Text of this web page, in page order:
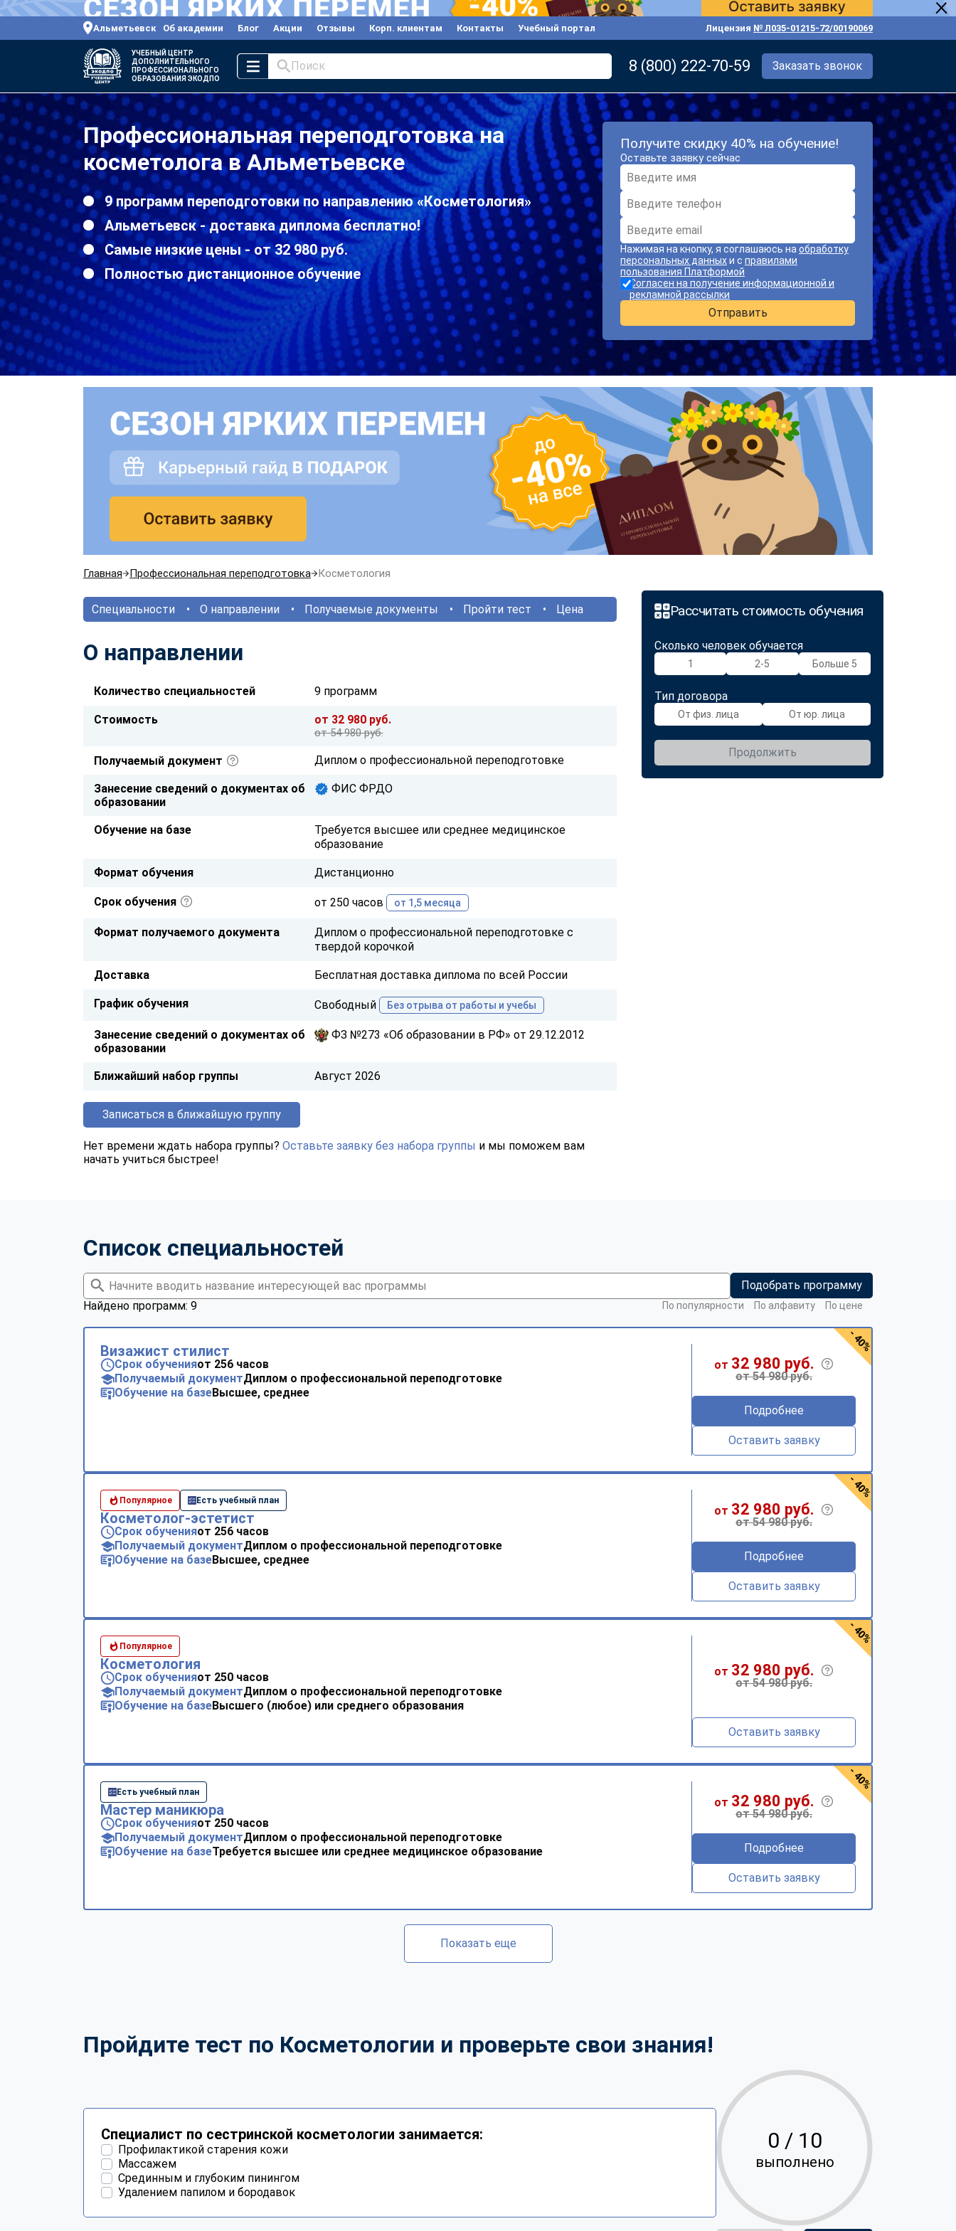
Альметьевск Об академии Блог Акции Отзывы Корп. клиентам Контакты Учебный портал Лицензия № Л035-01215-72/00190069
УЧЕБНЫЙ ЦЕНТР
ДОПОЛНИТЕЛЬНОГО
ПРОФЕССИОНАЛЬНОГО
ОБРАЗОВАНИЯ ЭКОДПО
Поиск 8 (800) 222-70-59 Заказать звонок
Профессиональная переподготовка на
косметолога в Альметьевске
9 программ переподготовки по направлению «Косметология»
Альметьевск - доставка диплома бесплатно!
Самые низкие цены - от 32 980 руб.
Полностью дистанционное обучение
Получите скидку 40% на обучение!
Оставьте заявку сейчас
Нажимая на кнопку, я соглашаюсь на обработку
персональных данныхи с правилами
пользования Платформой
Согласен на получение информационной и
рекламной рассылки
Отправить
Главная Профессиональная переподготовка Косметология
Рассчитать стоимость обучения
Сколько человек обучается
1 2-5 Больше 5
Тип договора
От физ. лица От юр. лица
Продолжить
Специальности О направлении Получаемые документы Пройти тест Цена
О направлении
Количество специальностей 9 программ
Стоимость от 32 980 руб.
от 54 980 руб.
Получаемый документ Диплом о профессиональной переподготовке
Занесение сведений о документах об
образовании
ФИС ФРДО
Обучение на базе
Требуется высшее или среднее медицинское
образование
Формат обучения Дистанционно
Срок обучения от 250 часов от 1,5 месяца
Формат получаемого документа
Диплом о профессиональной переподготовке с
твердой корочкой
Доставка Бесплатная доставка диплома по всей России
График обучения Свободный Без отрыва от работы и учебы
Занесение сведений о документах об
образовании
ФЗ №273 «Об образовании в РФ» от 29.12.2012
Ближайший набор группы Август 2026
Записаться в ближайшую группу
Нет времени ждать набора группы? Оставьте заявку без набора группы и мы поможем вам
начать учиться быстрее!
Список специальностей
Подобрать программу
Найдено программ: 9
По популярности По алфавиту По цене
Визажист стилист
Срок обученияот 256 часов
Получаемый документДиплом о профессиональной переподготовке
Обучение на базеВысшее, среднее
от 32 980 руб.
от 54 980 руб.
Подробнее
Оставить заявку
- 40%
Популярное Есть учебный план
Косметолог-эстетист
Срок обученияот 256 часов
Получаемый документДиплом о профессиональной переподготовке
Обучение на базеВысшее, среднее
от 32 980 руб.
от 54 980 руб.
Подробнее
Оставить заявку
- 40%
Популярное
Косметология
Срок обученияот 250 часов
Получаемый документДиплом о профессиональной переподготовке
Обучение на базеВысшего (любое) или среднего образования
от 32 980 руб.
от 54 980 руб.
Оставить заявку
- 40%
Есть учебный план
Мастер маникюра
Срок обученияот 250 часов
Получаемый документДиплом о профессиональной переподготовке
Обучение на базеТребуется высшее или среднее медицинское образование
от 32 980 руб.
от 54 980 руб.
Подробнее
Оставить заявку
- 40%
Показать еще
Пройдите тест по Косметологии и проверьте свои знания!
Специалист по сестринской косметологии занимается:
Профилактикой старения кожи
Массажем
Срединным и глубоким пинингом
Удалением папилом и бородавок
0 / 10
выполнено